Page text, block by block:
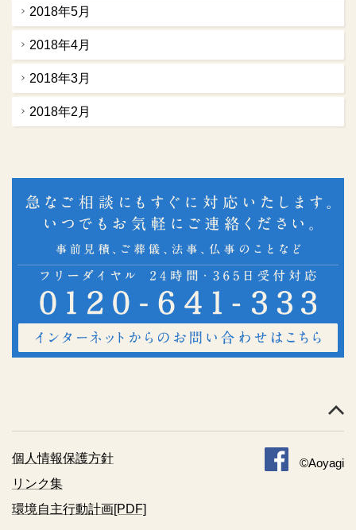
2018年5月
2018年4月
2018年3月
2018年2月
個人情報保護方針
リンク集
環境自主行動計画[PDF]
©Aoyagi